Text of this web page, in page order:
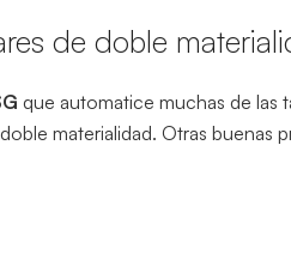
de doble
que automatice muchas de las
materialidad. Otras buenas